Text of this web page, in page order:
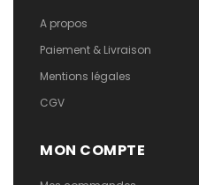
A propos
Paiement & Livraison
Mentions légales
CGV
MON COMPTE